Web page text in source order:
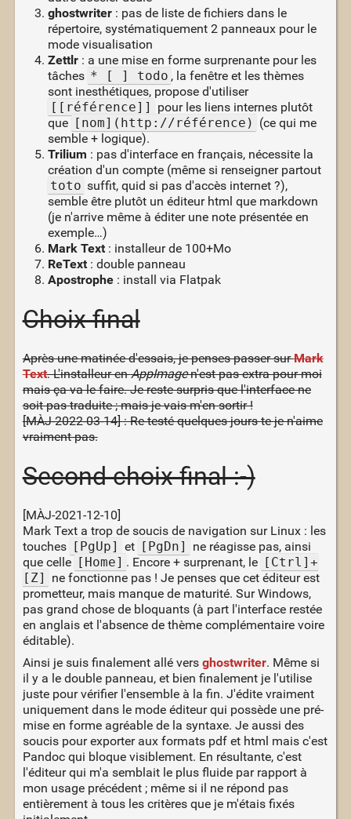
ghostwriter: pas de liste de fichiers dans le
répertoire, systématiquement 2 panneaux pour le
mode visualisation
Zettlr: a une mise en forme surprenante pour les
tâches * [ ] todo , la fenêtre et les thèmes
sont inesthétiques, propose d'utiliser
[[référence]]
pour les liens internes plutôt
que [nom](http://référence) (ce qui me
semble + logique).
Trilium : pas d'interface en français, nécessite la
création d'un compte (même si renseigner partout
toto suffit, quid si pas d'accès internet ?),
semble être plutôt un éditeur html que markdown
(je n'arrive même à éditer une note présentée en
exemple…)
Mark Text: installeur de 100+Mo
ReText: double panneau
Apostrophe: install via Flatpak
Choix final
Après une matinée d'essais, je penses passer surMark
Text. L'installeur enAppImagen'est pas extra pour moi
mais ça va le faire. Je reste surpris que l'interface ne
soit pas traduite ; mais je vais m'en sortir !
[MÀJ-2022-03-14] : Re-testé quelques jours te je n'aime
vraiment pas.
Second choix final :-)
[MÀJ-2021-12-10]
Mark Text a trop de soucis de navigation sur Linux : les
touches [PgUp] et [PgDn]
ne réagisse pas, ainsi
que celle [Home] . Encore + surprenant, le [Ctrl]+
[Z]
ne fonctionne pas ! Je penses que cet éditeur est
prometteur, mais manque de maturité. Sur Windows,
pas grand chose de bloquants (à part l'interface restée
en anglais et l'absence de thème complémentaire voire
éditable).
Ainsi je suis finalement allé vers ghostwriter. Même si
il y a le double panneau, et bien finalement je l'utilise
juste pour vérifier l'ensemble à la fin. J'édite vraiment
uniquement dans le mode éditeur qui possède une pré-
mise en forme agréable de la syntaxe. Je aussi des
soucis pour exporter aux formats pdf et html mais c'est
Pandoc qui bloque visiblement. En résultante, c'est
l'éditeur qui m'a semblait le plus fluide par rapport à
mon usage précédent ; même si il ne répond pas
entièrement à tous les critères que je m'étais fixés